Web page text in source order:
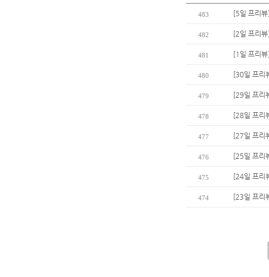
483 [5일 프리
482 [2일 프리
481 [1일 프리
480 [30일 프리
479 [29일 프리
478 [28일 프리
477 [27일 프리
476 [25일 프리
475 [24일 프리
474 [23일 프리